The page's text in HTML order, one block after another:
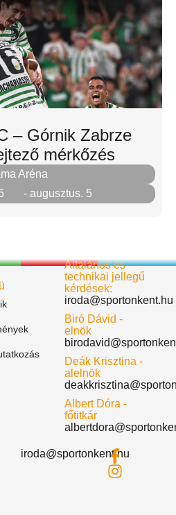
– Górnik Zabrze
mérkőzés
Aréna
- augusztus. 5
Általános és
technikai jellegű
kérdések:
iroda@sportonkent.hu
Biró Dávid -
elnök
Deák Krisztina -
alelnök
Albert Dóra -
főtitkár
iroda@sportonkent.hu